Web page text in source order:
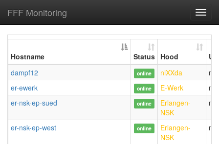
FFF Monitoring
Hostname Status Hood
dampf12
online niXXda
er-ewerk
online E-Werk
er-nsk-ep-sued
online
Erlangen-
NSK
er-nsk-ep-west online
Erlangen-
NSK